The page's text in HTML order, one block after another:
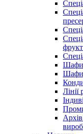
Шафи
Шафи
Лінії